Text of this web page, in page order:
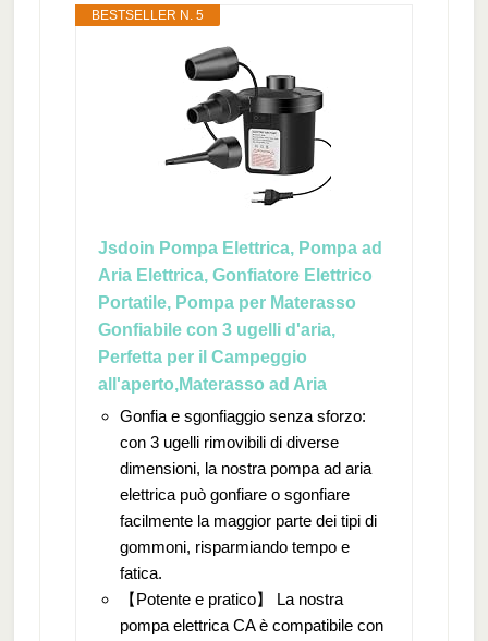
BESTSELLER N. 5
Jsdoin Pompa Elettrica, Pompa ad
Aria Elettrica, Gonfiatore Elettrico
Portatile, Pompa per Materasso
Gonfiabile con 3 ugelli d'aria,
Perfetta per il Campeggio
all'aperto,Materasso ad Aria
Gonfia e sgonfiaggio senza sforzo:
con 3 ugelli rimovibili di diverse
dimensioni, la nostra pompa ad aria
elettrica può gonfiare o sgonfiare
facilmente la maggior parte dei tipi di
gommoni, risparmiando tempo e
fatica.
【Potente e pratico】 La nostra
pompa elettrica CA è compatibile con